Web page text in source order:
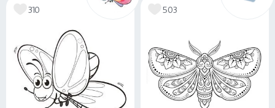
310 503